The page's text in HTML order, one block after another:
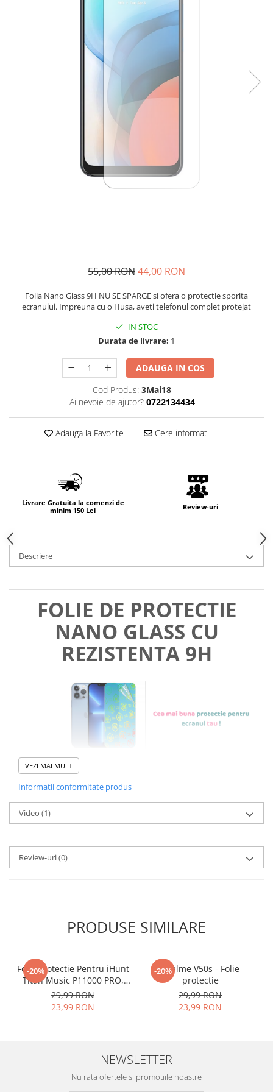
55,00 RON44,00 RON
Folia Nano Glass 9H NU SE SPARGE si ofera o protectie sporita
ecranului. Impreuna cu o Husa, aveti telefonul complet protejat
IN STOC
Durata de livrare: 1
ADAUGA IN COS
Cod Produs: 3Mai18
Ai nevoie de ajutor? 0722134434
Adauga la Favorite Cere informatii
Livrare Gratuita la comenzi de
minim 150 Lei
Review-uri
Descriere
FOLIE DE PROTECTIE
NANO GLASS CU
REZISTENTA 9H
Foliile noastre sunt
tu.
Materialul folosit in
esteNano Glass flexibil.
AcestagaranteazacaNU SE
SPARGE in mii de cioburi
ascutite si periculoase.
zgarieturi si spargere, ci si
INTARESTE ecranul!
Folia avand rezistenta 9H la
VEZI MAI MULT
Informatii conformitate produs
Video (1)
Review-uri(0)
PRODUSE SIMILARE
-20%
Folie Protectie Pentru iHunt
Titan Music P11000 PRO,
VDOO
29,99 RON
23,99 RON
-20%
Realme V50s - Folie
protectie
29,99 RON
23,99 RON
NEWSLETTER
Nu rata ofertele si promotiile noastre